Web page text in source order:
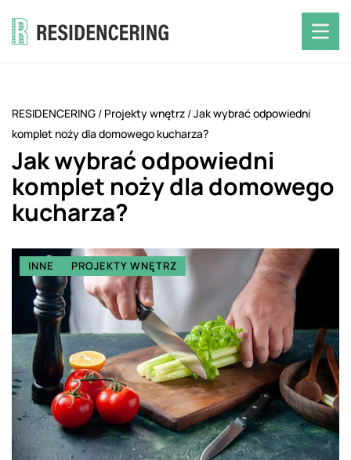
RESIDENCERING / Projekty wnętrz /Jak wybrać odpowiedni
komplet noży dla domowego kucharza?
Jak wybrać odpowiedni
komplet noży dla domowego
kucharza?
INNE PROJEKTY WNĘTRZ